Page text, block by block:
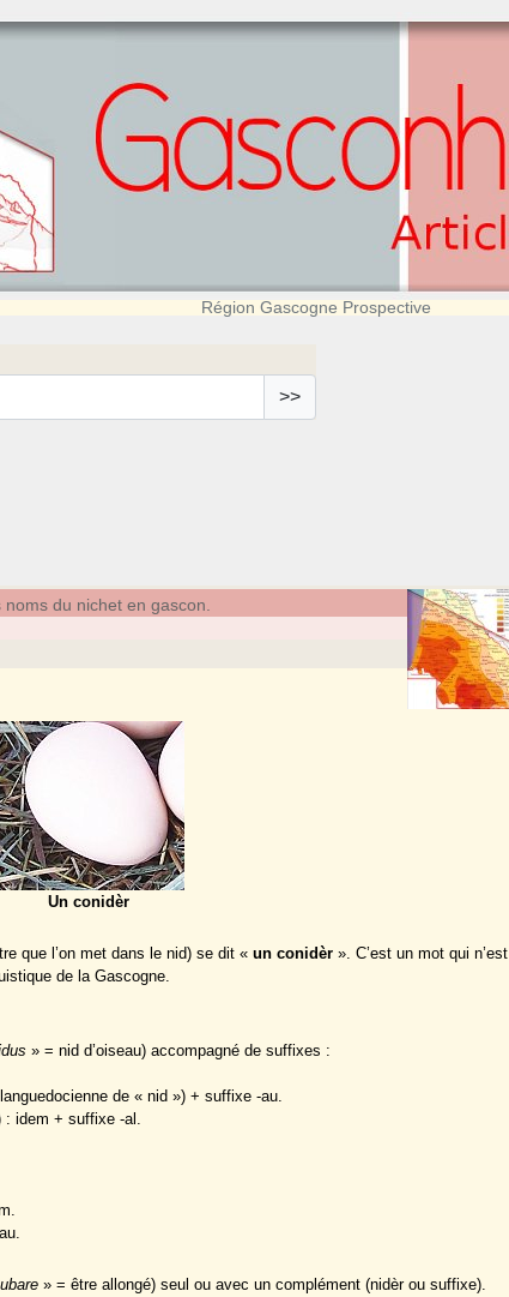
Région Gascogne Prospective
>>
noms du nichet en gascon.
Un conidèr
que l’on met dans le nid) se dit «un conidèr ». C’est un mot qui n’est
de la Gascogne.
» = nid d’oiseau) accompagné de suffixes :
de « nid ») + suffixe -au.
: idem + suffixe -al.
» = être allongé) seul ou avec un complément (nidèr ou suffixe).